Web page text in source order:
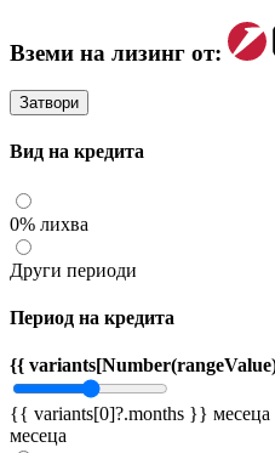
Вземи на лизинг от:
Затвори
Вид на кредита
0% лихва
Други периоди
Период на кредита
{{
{{ variants[0]?.months }} месеца
месеца